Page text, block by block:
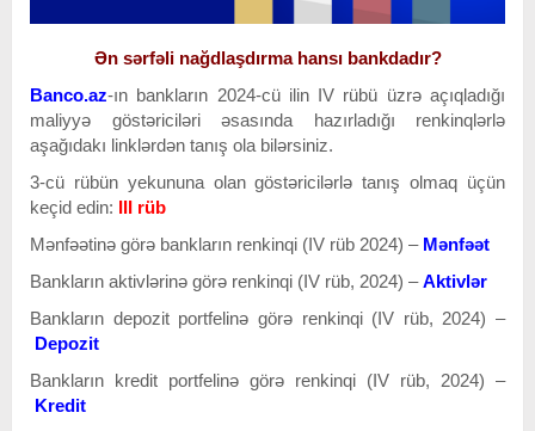
Ən sərfəli nağdlaşdırma hansı bankdadır?
Banco.az-ın bankların 2024-cü ilin IV rübü üzrə açıqladığı
maliyyə göstəriciləri əsasında hazırladığı renkinqlərlə
aşağıdakı linklərdən tanış ola bilərsiniz.
3-cü rübün yekununa olan göstəricilərlə tanış olmaq üçün
keçid edin: III rüb
Mənfəətinə görə bankların renkinqi (IV rüb 2024) – Mənfəət
Bankların aktivlərinə görə renkinqi (IV rüb, 2024) –Aktivlər
Bankların depozit portfelinə görə renkinqi (IV rüb, 2024) –
Depozit
Bankların kredit portfelinə görə renkinqi (IV rüb, 2024) –
Kredit